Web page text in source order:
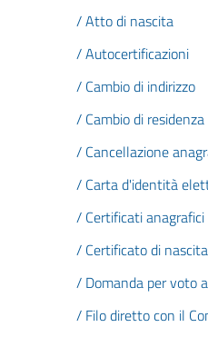
/ Atto di nascita
/ Autocertificazioni
/ Cambio di indirizzo
/ Cambio di
/ Cancellazione
/ Carta d'identità
/ Certificati anagrafici
/ Certificato di
/ Domanda per voto
/ Filo diretto con il